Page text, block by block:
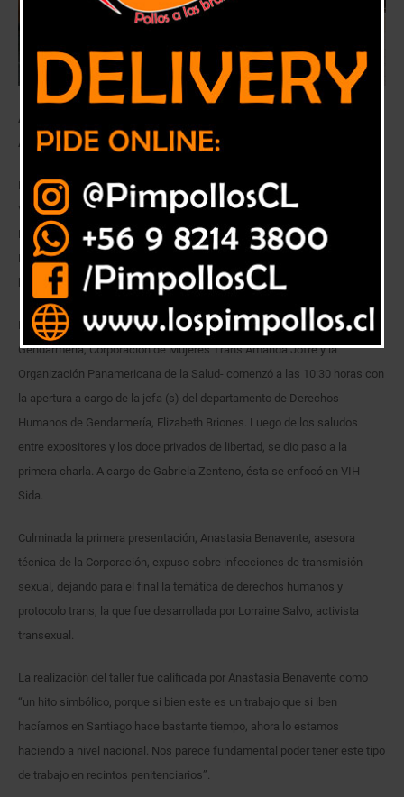
Actividad fue organizada conjuntamente por Gendarmería, ONG
Amanda Jofré Y Organización Panamericana de la Salud.
La totalidad de la población penal masculina LGBTIQ+ de la región de
Valparaíso formó parte del taller de prevención y consejería comunitaria.
Durante la actividad, realizada este miércoles en el Centro de Detención
Preventiva (CDP) de Quillota, se trataron temáticas relativas a derechos
humanos y VIH Sida.
El taller -impartido vía zoom y organizado conjuntamente por
Gendarmería, Corporación de Mujeres Trans Amanda Jofré y la
Organización Panamericana de la Salud- comenzó a las 10:30 horas con
la apertura a cargo de la jefa (s) del departamento de Derechos
Humanos de Gendarmería, Elizabeth Briones. Luego de los saludos
entre expositores y los doce privados de libertad, se dio paso a la
primera charla. A cargo de Gabriela Zenteno, ésta se enfocó en VIH
Sida.
Culminada la primera presentación, Anastasia Benavente, asesora
técnica de la Corporación, expuso sobre infecciones de transmisión
sexual, dejando para el final la temática de derechos humanos y
protocolo trans, la que fue desarrollada por Lorraine Salvo, activista
transexual.
La realización del taller fue calificada por Anastasia Benavente como
“un hito simbólico, porque si bien este es un trabajo que si iben
hacíamos en Santiago hace bastante tiempo, ahora lo estamos
haciendo a nivel nacional. Nos parece fundamental poder tener este tipo
de trabajo en recintos penitenciarios”.